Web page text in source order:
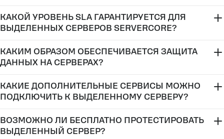
документации
документации
КАКОЙ УРОВЕНЬ SLA ГАРАНТИРУЕТСЯ ДЛЯ
ВЫДЕЛЕННЫХ СЕРВЕРОВ SERVERCORE?
использования».
КАКИМ ОБРАЗОМ ОБЕСПЕЧИВАЕТСЯ ЗАЩИТА
ДАННЫХ НА СЕРВЕРАХ?
КАКИЕ ДОПОЛНИТЕЛЬНЫЕ СЕРВИСЫ МОЖНО
ПОДКЛЮЧИТЬ К ВЫДЕЛЕННОМУ СЕРВЕРУ?
ВОЗМОЖНО ЛИ БЕСПЛАТНО ПРОТЕСТИРОВАТЬ
ВЫДЕЛЕННЫЙ СЕРВЕР?